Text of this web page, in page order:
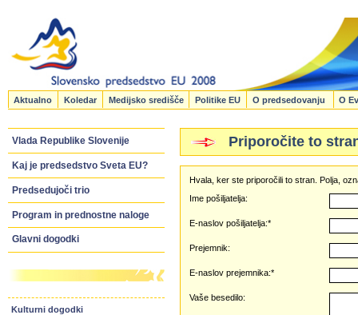
Aktualno Koledar Medijsko središče Politike EU O predsedovanju O
Vlada Republike Slovenije
Kaj je predsedstvo Sveta EU?
Predsedujoči trio
Program in prednostne naloge
Glavni dogodki
Kulturni dogodki
Priporočite to
Hvala, ker ste priporočili to stran. Polja,
Ime pošiljatelja:
E-naslov pošiljatelja:*
Prejemnik:
E-naslov prejemnika:*
Vaše besedilo: